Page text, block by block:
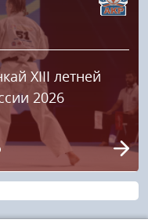
XIII летней
2026